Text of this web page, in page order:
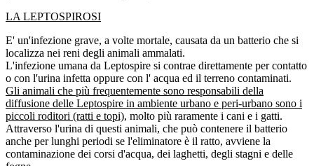
LA LEPTOSPIROSI
E' un'infezione grave, a volte mortale, causata da un batterio che si
localizza nei reni degli animali ammalati.
L'infezione umana da Leptospire si contrae direttamente per contatto
o con l'urina infetta oppure con l' acqua ed il terreno contaminati.
Gli animali che più frequentemente sono responsabili della
diffusione delle Leptospire in ambiente urbano e peri-urbano sono i
piccoli roditori (ratti e topi), molto più raramente i cani e i gatti.
Attraverso l'urina di questi animali, che può contenere il batterio
anche per lunghi periodi se l'eliminatore è il ratto, avviene la
contaminazione dei corsi d'acqua, dei laghetti, degli stagni e delle